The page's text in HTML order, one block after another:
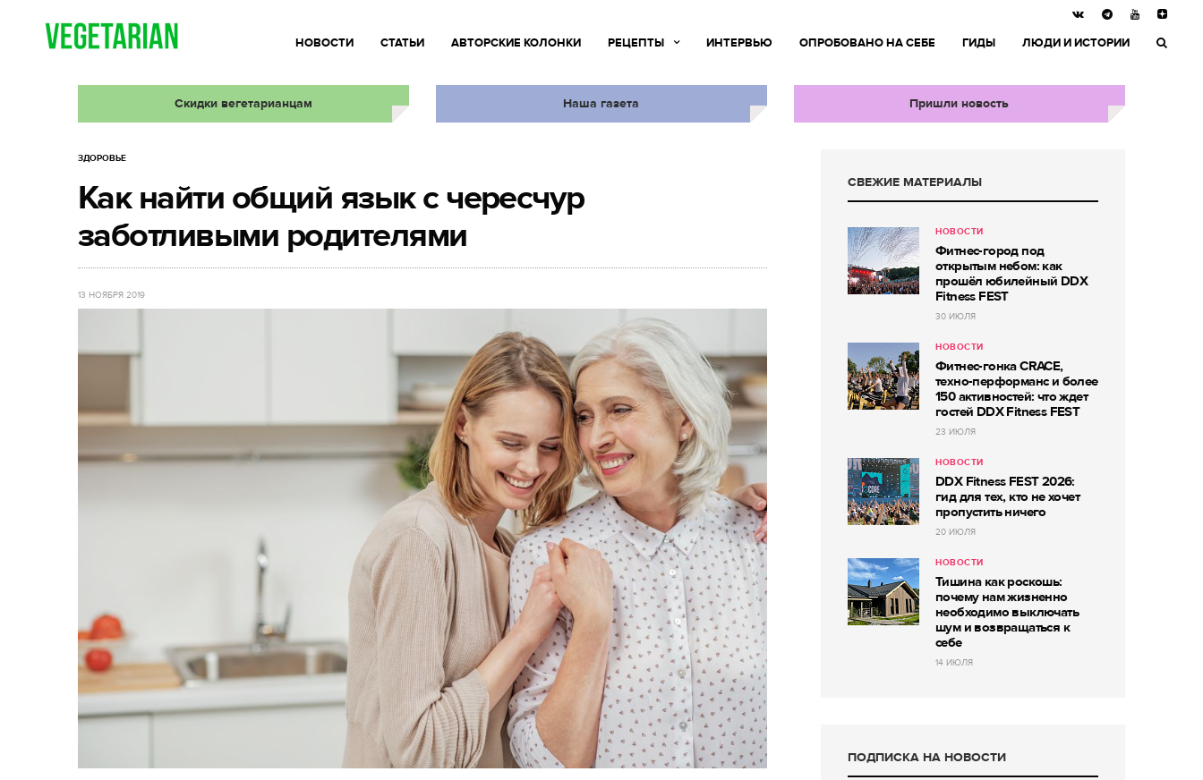
НОВОСТИ СТАТЬИ АВТОРСКИЕ КОЛОНКИ РЕЦЕПТЫ ИНТЕРВЬЮ ОПРОБОВАНО НА СЕБЕ ГИДЫ ЛЮДИ И ИСТОРИИ
Скидки вегетарианцам Наша газета Пришли новость
ЗДОРОВЬЕ
Как найти общий язык с чересчур
заботливыми родителями
13 НОЯБРЯ 2019
СВЕЖИЕ МАТЕРИАЛЫ
НОВОСТИ
Фитнес-город под
открытым небом: как
прошёл юбилейный DDX
Fitness FEST
30 ИЮЛЯ
НОВОСТИ
Фитнес-гонка CRACE,
техно-перформанс и более
150 активностей: что ждет
гостей DDX Fitness FEST
23 ИЮЛЯ
НОВОСТИ
DDX Fitness FEST 2026:
гид для тех, кто не хочет
пропустить ничего
20 ИЮЛЯ
НОВОСТИ
Тишина как роскошь:
почему нам жизненно
необходимо выключать
шум и возвращаться к
себе
14 ИЮЛЯ
ПОДПИСКА НА НОВОСТИ